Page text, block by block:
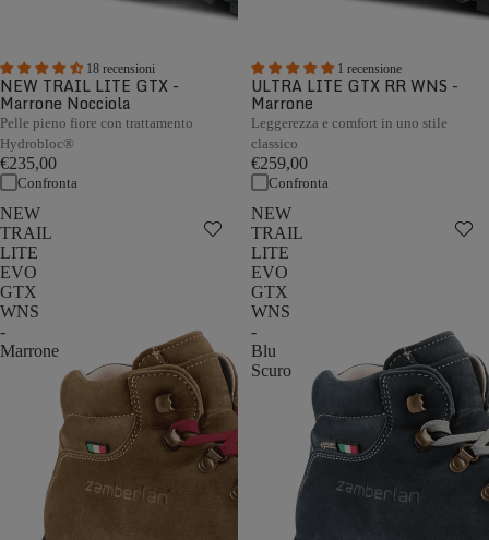
18 recensioni
NEW TRAIL LITE GTX -
Marrone Nocciola
Pelle pieno fiore con trattamento
Hydrobloc®
€235,00
Confronta
1 recensione
ULTRA LITE GTX RR WNS -
Marrone
Leggerezza e comfort in uno stile
classico
€259,00
Confronta
NEW
TRAIL
LITE
EVO
GTX
WNS
-
Marrone
NEW
TRAIL
LITE
EVO
GTX
WNS
-
Blu
Scuro